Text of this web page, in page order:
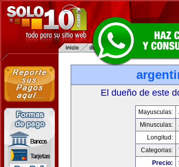
El dueño de este
Mayusculas:
Minusculas:
Longitud:
Categorias:
Precio: